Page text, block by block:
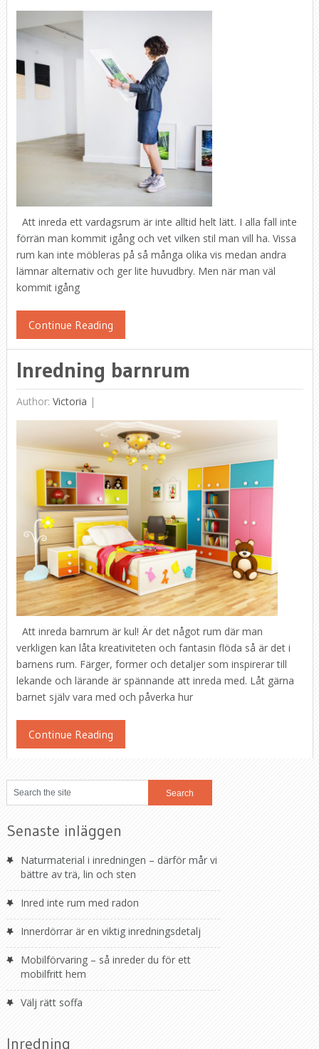
Att inreda ett vardagsrum är inte alltid helt lätt. I alla fall inte
förrän man kommit igång och vet vilken stil man vill ha. Vissa
rum kan inte möbleras på så många olika vis medan andra
lämnar alternativ och ger lite huvudbry. Men när man väl
kommit igång
Continue Reading
Inredning barnrum
Author: Victoria |
Att inreda barnrum är kul! Är det något rum där man
verkligen kan låta kreativiteten och fantasin flöda så är det i
barnens rum. Färger, former och detaljer som inspirerar till
lekande och lärande är spännande att inreda med. Låt gärna
barnet själv vara med och påverka hur
Continue Reading
Senaste inläggen
Naturmaterial i inredningen – därför mår vi
bättre av trä, lin och sten
Inred inte rum med radon
Innerdörrar är en viktig inredningsdetalj
Mobilförvaring – så inreder du för ett
mobilfritt hem
Välj rätt soffa
Inredning